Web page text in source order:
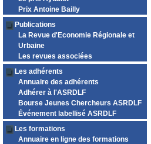
Prix Antoine Bailly
Publications
La Revue d'Economie Régionale et
Urbaine
Les revues associées
Les adhérents
Annuaire des adhérents
Adhérer à l'ASRDLF
Bourse Jeunes Chercheurs ASRDLF
Événement labellisé ASRDLF
Les formations
Annuaire en ligne des formations